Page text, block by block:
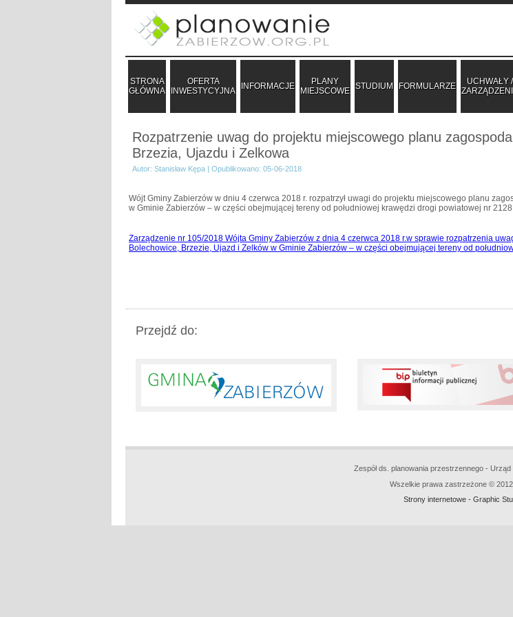
STRONA
GŁÓWNA
OFERTA
INWESTYCYJNA
INFORMACJE
PLANY
MIEJSCOWE STUDIUM FORMULARZE
UCHWAŁY /
Rozpatrzenie uwag do projektu miejscowego planu
Brzezia, Ujazdu i Zelkowa
Autor: Stanisław Kępa | Opublikowano: 05-06-2018
Wójt Gminy Zabierzów w dniu 4 czerwca 2018 r. rozpatrzył uwagi do projektu miejscowego planu
w Gminie Zabierzów – w części obejmującej tereny od południowej krawędzi drogi powiatowej nr
Zarządzenie nr 105/2018 Wójta Gminy Zabierzów z dnia 4 czerwca 2018 r.w sprawie rozpatrzenia
Bolechowice, Brzezie, Ujazd i Zelków w Gminie Zabierzów – w części obejmującej tereny od
Przejdź do:
Zespół ds. planowania przestrzennego -
Wszelkie prawa zastrzeżone ©
Strony internetowe - Graphic